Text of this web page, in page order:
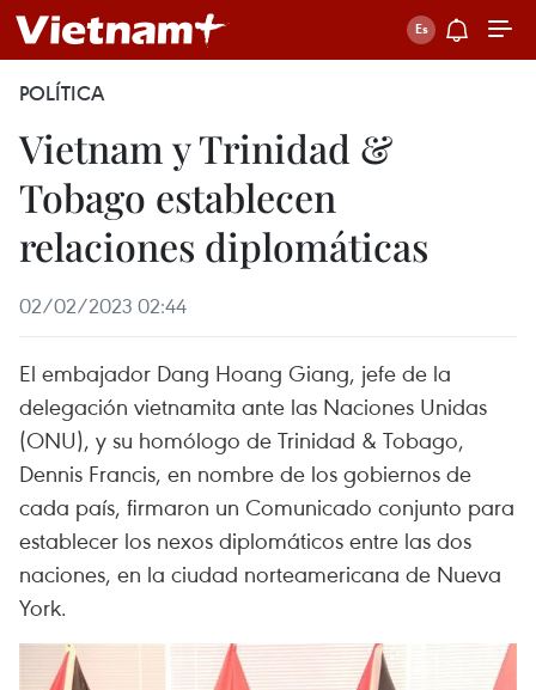
POLÍTICA
Vietnam y Trinidad &
Tobago establecen
relaciones diplomáticas
02/02/2023 02:44
El embajador Dang Hoang Giang, jefe de la
delegación vietnamita ante las Naciones Unidas
(ONU), y su homólogo de Trinidad & Tobago,
Dennis Francis, en nombre de los gobiernos de
cada país, firmaron un Comunicado conjunto para
establecer los nexos diplomáticos entre las dos
naciones, en la ciudad norteamericana de Nueva
York.